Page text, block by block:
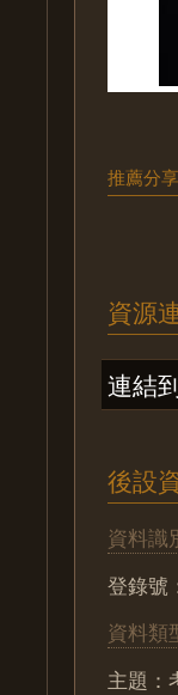
推薦分享
資源
連結
後設
資料識
登錄號
資料類
主題：